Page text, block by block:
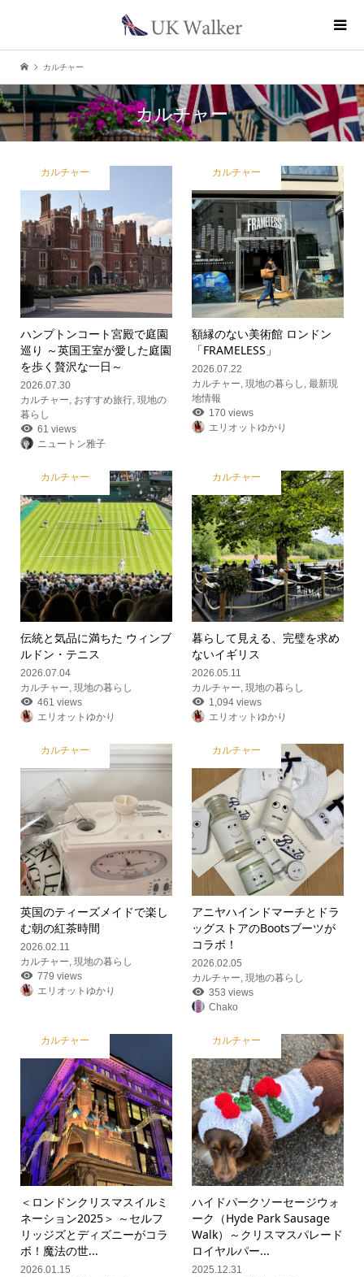
カルチャー
カルチャー
カルチャー
ハンプトンコート宮殿で庭園
巡り ～英国王室が愛した庭園
を歩く贅沢な一日～
2026.07.30
カルチャー おすすめ旅行, 現地の
暮らし
61 views
ニュートン雅子
カルチャー
額縁のない美術館 ロンドン
「FRAMELESS」
2026.07.22
カルチャー ,現地の暮らし ,最新現
地情報
170 views
エリオットゆかり
カルチャー
伝統と気品に満ちた ウィンブ
ルドン・テニス
2026.07.04
カルチャー, 現地の暮らし
461 views
エリオットゆかり
カルチャー
暮らして見える、完璧を求め
ないイギリス
2026.05.11
カルチャー,現地の暮らし
1,094 views
エリオットゆかり
カルチャー
英国のティーズメイドで楽し
む朝の紅茶時間
2026.02.11
カルチャー, 現地の暮らし
779 views
エリオットゆかり
カルチャー
アニヤハインドマーチとドラ
ッグストアのBootsブーツが
コラボ！
2026.02.05
カルチャー,現地の暮らし
353 views
Chako
カルチャー
＜ロンドンクリスマスイルミ
ネーション2025＞ ～セルフ
リッジズとディズニーがコラ
ボ！魔法の世...
2026.01.15
カルチャー
ハイドパークソーセージウォ
ーク（Hyde Park Sausage
Walk）～クリスマスパレード
ロイヤルパー...
2025.12.31